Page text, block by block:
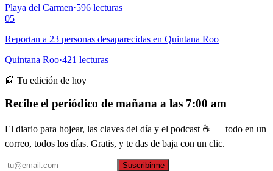
Playa del Carmen·596 lecturas
05
Reportan a 23 personas desaparecidas en Quintana Roo
Quintana Roo·421 lecturas
📰 Tu edición de hoy
Recibe el periódico de mañana a las 7:00 am
El diario para hojear, las claves del día y el podcast ☕ — todo en un
correo, todos los días. Gratis, y te das de baja con un clic.
Suscribirme